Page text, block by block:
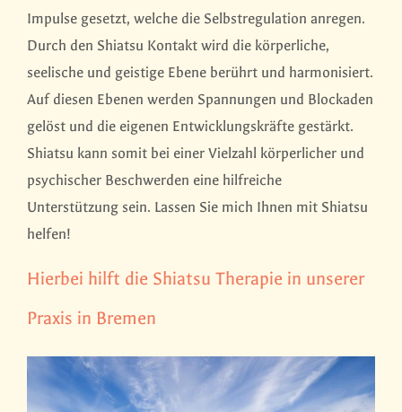
Impulse gesetzt, welche die Selbstregulation anregen.
Durch den Shiatsu Kontakt wird die körperliche,
seelische und geistige Ebene berührt und harmonisiert.
Auf diesen Ebenen werden Spannungen und Blockaden
gelöst und die eigenen Entwicklungskräfte gestärkt.
Shiatsu kann somit bei einer Vielzahl körperlicher und
psychischer Beschwerden eine hilfreiche
Unterstützung sein. Lassen Sie mich Ihnen mit Shiatsu
helfen!
Hierbei hilft die Shiatsu Therapie in unserer
Praxis in Bremen